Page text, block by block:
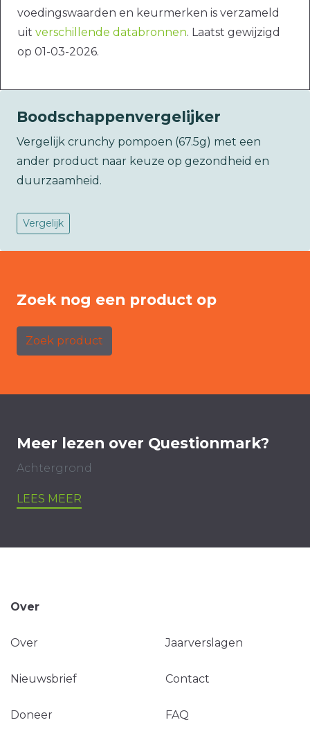
voedingswaarden en keurmerken is verzameld
uit verschillende databronnen. Laatst gewijzigd
op 01-03-2026.
Boodschappenvergelijker
Vergelijk crunchy pompoen (67.5g) met een
ander product naar keuze op gezondheid en
duurzaamheid.
Vergelijk
Zoek nog een product op
Zoek product
Meer lezen over Questionmark?
Achtergrond
LEES MEER
Over
Over Jaarverslagen
Nieuwsbrief Contact
Doneer FAQ